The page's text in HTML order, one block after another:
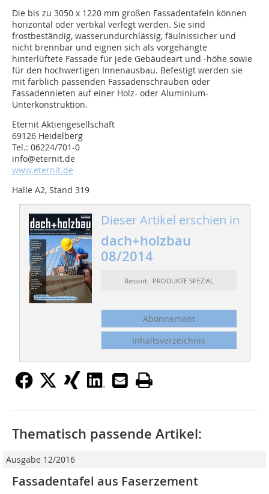
Die bis zu 3050 x 1220 mm großen Fassadentafeln können
horizontal oder vertikal verlegt werden. Sie sind
frostbeständig, wasserundurchlässig, fäulnissicher und
nicht brennbar und eignen sich als vorgehängte
hinterlüftete Fassade für jede Gebäudeart und -höhe sowie
für den hochwertigen Innenausbau. Befestigt werden sie
mit farblich passenden Fassadenschrauben oder
Fassadennieten auf einer Holz- oder Aluminium-
Unterkonstruktion.
Eternit Aktiengesellschaft
69126 Heidelberg
Tel.: 06224/701-0
info@eternit.de
www.eternit.de
Halle A2, Stand 319
Dieser Artikel erschien in
dach+holzbau
08/2014
Ressort: PRODUKTE SPEZIAL
Abonnement
Inhaltsverzeichnis
Thematisch passende Artikel:
Ausgabe 12/2016
Fassadentafel aus Faserzement